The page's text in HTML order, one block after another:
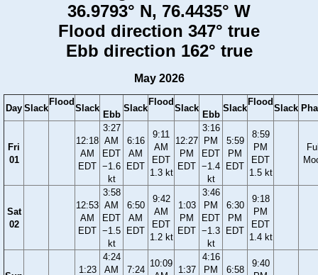
36.9793° N, 76.4435° W
Flood direction 347° true
Ebb direction 162° true
May 2026
Day Slack
Flood
Slack
Ebb
Slack
Flood
Slack
Ebb
Slack
Flood
Slack
Fri
01
12:18
AM
EDT
3:27
AM
EDT
−1.6
kt
6:16
AM
EDT
9:11
AM
EDT
1.3 kt
12:27
PM
EDT
3:16
PM
EDT
−1.4
kt
5:59
PM
EDT
8:59
PM
EDT
1.5 kt
Sat
02
12:53
AM
EDT
3:58
AM
EDT
−1.5
kt
6:50
AM
EDT
9:42
AM
EDT
1.2 kt
1:03
PM
EDT
3:46
PM
EDT
−1.3
kt
6:30
PM
EDT
9:18
PM
EDT
1.4 kt
1:23
4:24
AM
7:24
10:09
1:37
4:16
PM
6:58
9:40